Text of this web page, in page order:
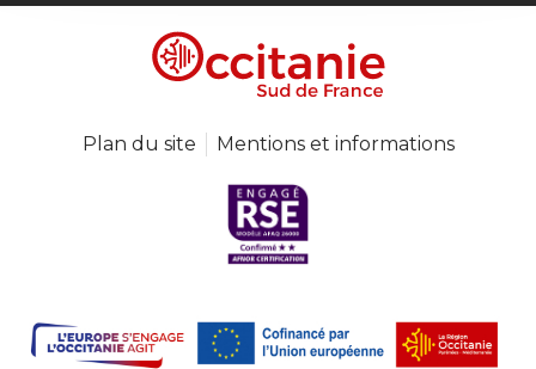
Plan du site Mentions et informations